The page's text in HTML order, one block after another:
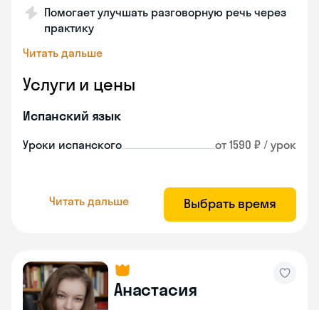
Помогает улучшать разговорную речь через
практику
Читать дальше
Услуги и цены
Испанский язык
Уроки испанского от 1590 ₽ / урок
Читать дальше Выбрать время
Анастасия